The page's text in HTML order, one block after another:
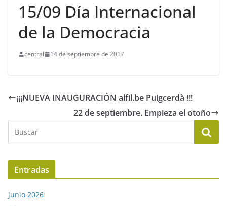
15/09 Día Internacional
de la Democracia
central 14 de septiembre de 2017
¡¡¡NUEVA INAUGURACIÓN alfil.be Puigcerdà !!!
22 de septiembre. Empieza el otoño
Entradas
junio 2026